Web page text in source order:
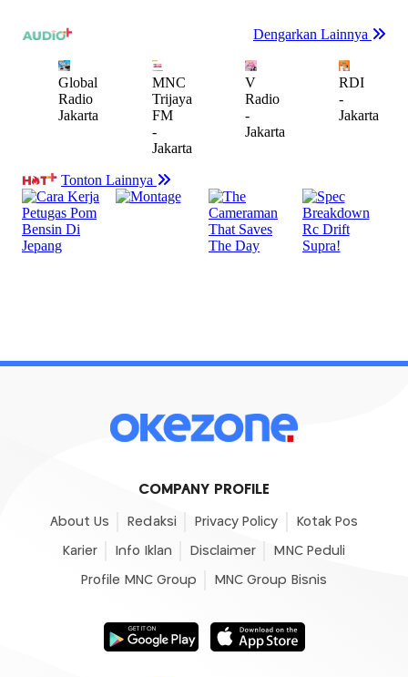
COMPANY PROFILE
About Us Redaksi Privacy Policy Kotak Pos
Karier Info Iklan Disclaimer MNC Peduli
Profile MNC Group MNC Group Bisnis